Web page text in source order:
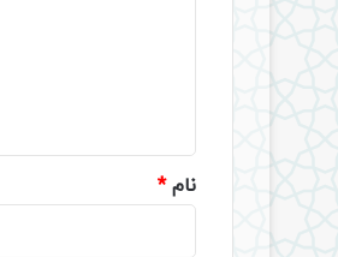
نام*